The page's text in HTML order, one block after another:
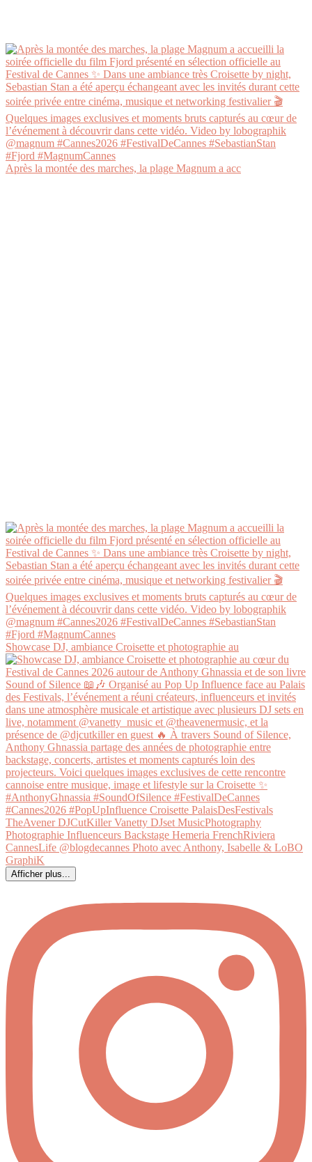
Après la montée des marches, la plage Magnum a acc
Showcase DJ, ambiance Croisette et photographie au
Afficher plus...